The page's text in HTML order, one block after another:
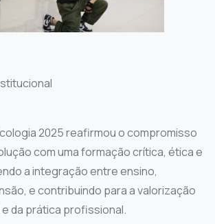
2025 reafirmou o compromisso
com uma formação crítica, ética e
a integração entre ensino,
e contribuindo para a valorização
da prática profissional.